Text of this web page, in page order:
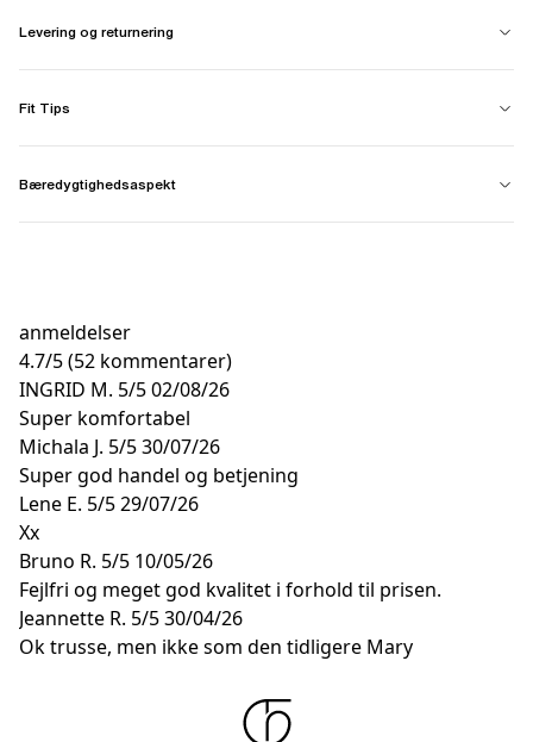
Levering og returnering
Fit Tips
Bæredygtighedsaspekt
anmeldelser
4.7/5(52 kommentarer)
INGRID M. 5/502/08/26
Super komfortabel
Michala J. 5/530/07/26
Super god handel og betjening
Lene E. 5/529/07/26
Xx
Bruno R. 5/5 10/05/26
Fejlfri og meget god kvalitet i forhold til prisen.
Jeannette R. 5/530/04/26
Ok trusse, men ikke som den tidligere Mary